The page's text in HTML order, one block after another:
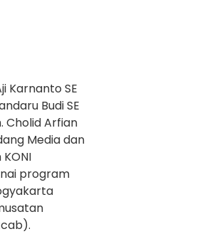
Karnanto SE
Budi SE
Cholid Arfian
Media dan
program